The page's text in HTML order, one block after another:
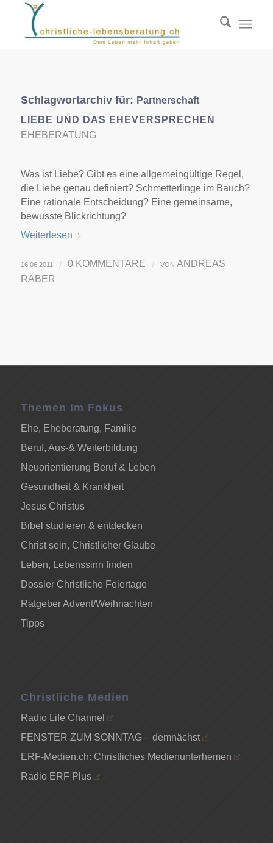
Schlagwortarchiv für: Partnerschaft
LIEBE UND DAS EHEVERSPRECHEN
EHEBERATUNG
Was ist Liebe? Gibt es eine allgemeingültige Regel,
die Liebe genau definiert? Schmetterlinge im Bauch?
Eine rationale Entscheidung? Eine gemeinsame,
bewusste Blickrichtung?
Weiterlesen
16.06.2011 / 0 KOMMENTARE / VON ANDREAS
RÄBER
Themen im Fokus
Ehe, Eheberatung, Familie
Beruf, Aus-& Weiterbildung
Neuorientierung Beruf & Leben
Gesundheit & Krankheit
Jesus Christus
Bibel studieren & entdecken
Christ sein, Christlicher Glaube
Leben, Lebenssinn finden
Dossier Christliche Feiertage
Ratgeber Advent/Weihnachten
Tipps
Christliche Medien
Radio Life Channel
FENSTER ZUM SONNTAG – demnächst
ERF-Medien.ch: Christliches Medienunterhemen
Radio ERF Plus